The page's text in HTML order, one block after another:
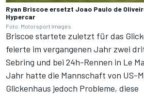
Ryan Briscoe ersetzt Joao Paulo de
Hypercar
Foto: Motorsport Images
Briscoe startete zuletzt für das
feierte im vergangenen Jahr zwei
Sebring und bei 24h-Rennen in Le
Jahr hatte die Mannschaft von US-
Glickenhaus jedoch Probleme, diese